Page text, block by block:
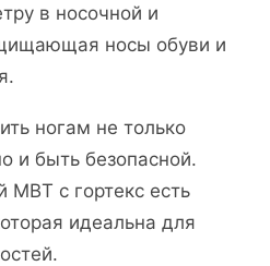
в носочной и
носы обуви и
ногам не только
и быть безопасной.
с гортекс есть
идеальна для